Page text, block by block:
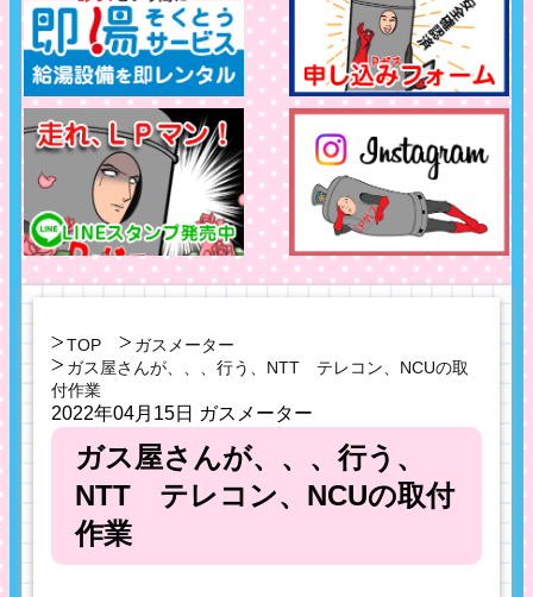
TOP
ガスメーター
ガス屋さんが、、、行う、NTT テレコン、NCUの取
付作業
2022年04月15日 ガスメーター
ガス屋さんが、、、行う、
NTT テレコン、NCUの取付
作業